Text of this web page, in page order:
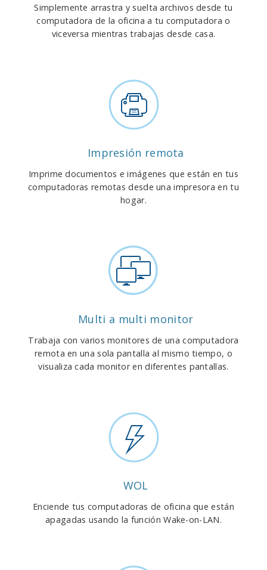
Simplemente arrastra y suelta archivos desde tu
computadora de la oficina a tu computadora o
viceversa mientras trabajas desde casa.
Impresión remota
Imprime documentos e imágenes que están en tus
computadoras remotas desde una impresora en tu
hogar.
Multi a multi monitor
Trabaja con varios monitores de una computadora
remota en una sola pantalla al mismo tiempo, o
visualiza cada monitor en diferentes pantallas.
WOL
Enciende tus computadoras de oficina que están
apagadas usando la función Wake-on-LAN.